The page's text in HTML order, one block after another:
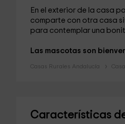
En el exterior de la casa
comparte con otra casa
para contemplar una
Las mascotas son
Casas Rurales Andalucía
Características